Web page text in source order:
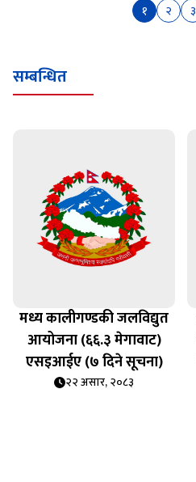
१ २ ३
सम्बन्धित
मध्य कालीगण्डकी जलविद्युत
आयोजना (६६.३ मेगावाट)
एसइआईए (७ दिने सूचना)
२२ असार, २०८३